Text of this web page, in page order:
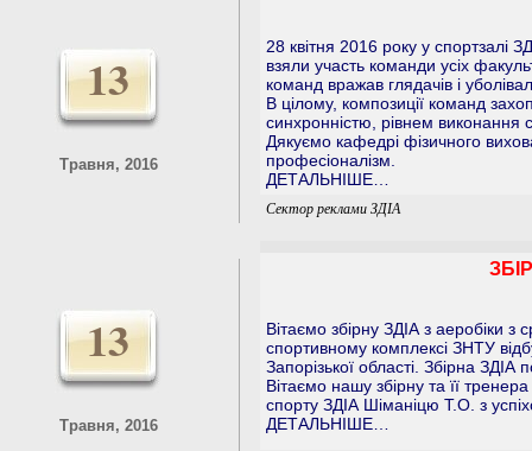
13
Травня, 2016
28 квітня 2016 року у спортзалі
взяли участь команди усіх
команд вражав глядачів і
В цілому, композиції команд
синхронністю, рівнем виконання
Дякуємо кафедрі фізичного
професіоналізм.
ДЕТАЛЬНІШЕ…
Сектор реклами ЗДІА
13
Травня, 2016
Вітаємо збірну ЗДІА з аеробіки
спортивному комплексі ЗНТУ
Запорізької області. Збірна ЗДІА
Вітаємо нашу збірну та її
спорту ЗДІА Шіманіцю Т.О. з
ДЕТАЛЬНІШЕ…